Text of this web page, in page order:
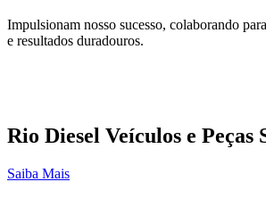
Impulsionam nosso sucesso, colaborando
e resultados duradouros.
Rio Diesel Veículos e Peças
Saiba Mais